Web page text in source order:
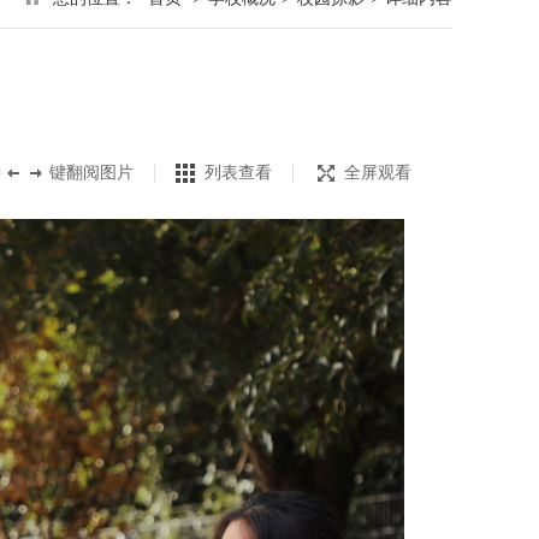
键翻阅图片 列表查看 全屏观看